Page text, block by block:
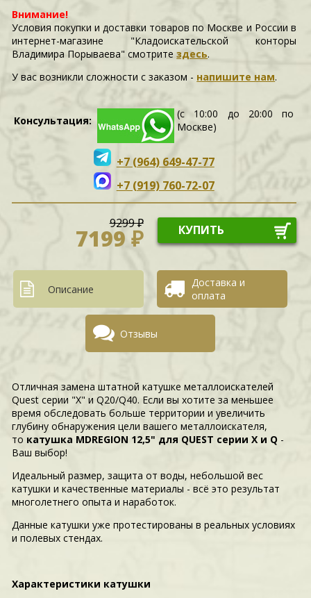
Внимание!
Условия покупки и доставки товаров по Москве и России в
интернет-магазине "Кладоискательской конторы
Владимира Порываева" смотритездесь.
У вас возникли сложности c заказом - напишите нам.
Консультация:
(с 10:00 до 20:00 по
Москве)
+7 (964) 649-47-77
+7 (919) 760-72-07
9299 ₽
7199 ₽ КУПИТЬ
Описание
Доставка и
оплата
Отзывы
Отличная замена штатной катушке металлоискателей
Quest серии "X" и Q20/Q40. Если вы хотите за меньшее
время обследовать больше территории и увеличить
глубину обнаружения цели вашего металлоискателя,
то катушка MDREGION 12,5" для QUEST серии X и Q -
Ваш выбор!
Идеальный размер, защита от воды, небольшой вес
катушки и качественные материалы - всё это результат
многолетнего опыта и наработок.
Данные катушки уже протестированы в реальных условиях
и полевых стендах.
Характеристики катушки